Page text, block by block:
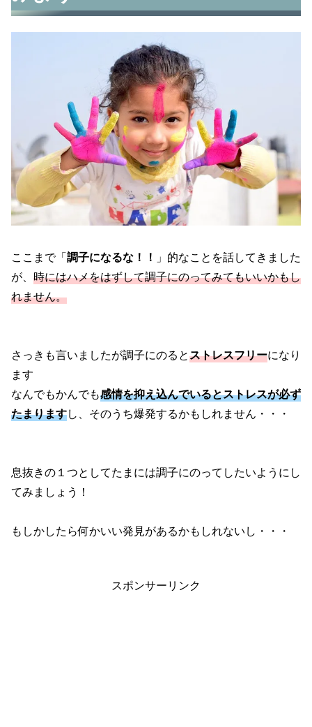
ここまで「調子になるな！！ 」的なことを話してきました
が、 時にはハメをはずして調子にのってみてもいいかもし
れません。
さっきも言いましたが調子にのるとストレスフリーになり
ます
なんでもかんでも感情を抑え込んでいるとストレスが必ず
たまりますし、そのうち爆発するかもしれません・・・
息抜きの１つとしてたまには調子にのってしたいようにし
てみましょう！
もしかしたら何かいい発見があるかもしれないし・・・
スポンサーリンク